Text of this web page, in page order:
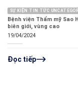
SỰ KIỆN TIN TỨC
Bệnh viện Thẩm mỹ
biên giới, vùng cao
19/04/2024
Đọc tiếp